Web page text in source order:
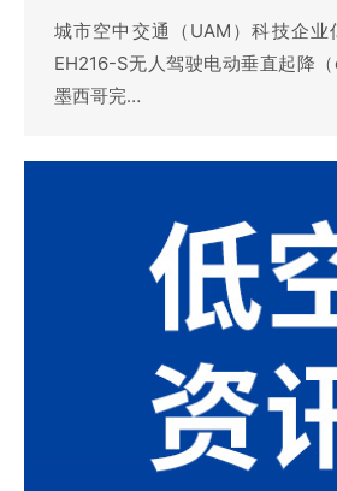
城市空中交通（UAM）科技企业
EH216-S无人驾驶电动垂直起降
墨西哥完…